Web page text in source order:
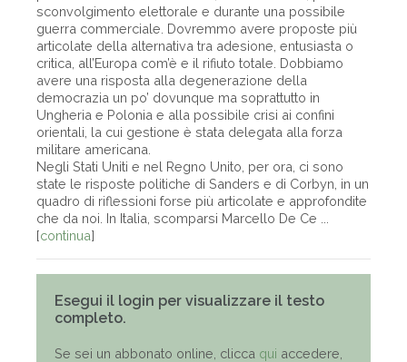
sconvolgimento elettorale e durante una possibile
guerra commerciale. Dovremmo avere proposte più
articolate della alternativa tra adesione, entusiasta o
critica, all’Europa com’è e il rifiuto totale. Dobbiamo
avere una risposta alla degenerazione della
democrazia un po’ dovunque ma soprattutto in
Ungheria e Polonia e alla possibile crisi ai confini
orientali, la cui gestione è stata delegata alla forza
militare americana.
Negli Stati Uniti e nel Regno Unito, per ora, ci sono
state le risposte politiche di Sanders e di Corbyn, in un
quadro di riflessioni forse più articolate e approfondite
che da noi. In Italia, scomparsi Marcello De Ce ...
[continua]
Esegui il login per visualizzare il testo
completo.
Se sei un abbonato online, clicca qui accedere,